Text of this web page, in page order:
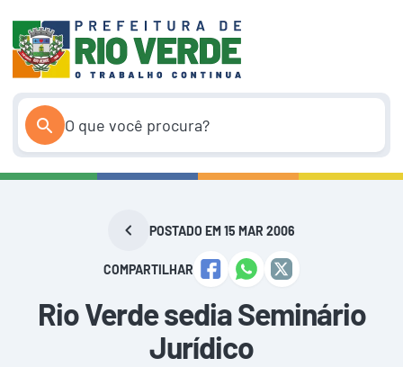
conteúdo
POSTADO EM 15 MAR 2006
COMPARTILHAR
Rio Verde sedia Seminário
Jurídico